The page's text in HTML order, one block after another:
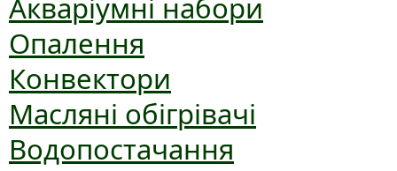
Акваріумні набори
Опалення
Конвектори
Масляні обігрівачі
Водопостачання